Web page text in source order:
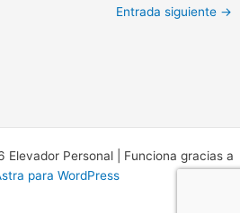
Entrada siguiente →
Personal | Funciona gracias a
para WordPress